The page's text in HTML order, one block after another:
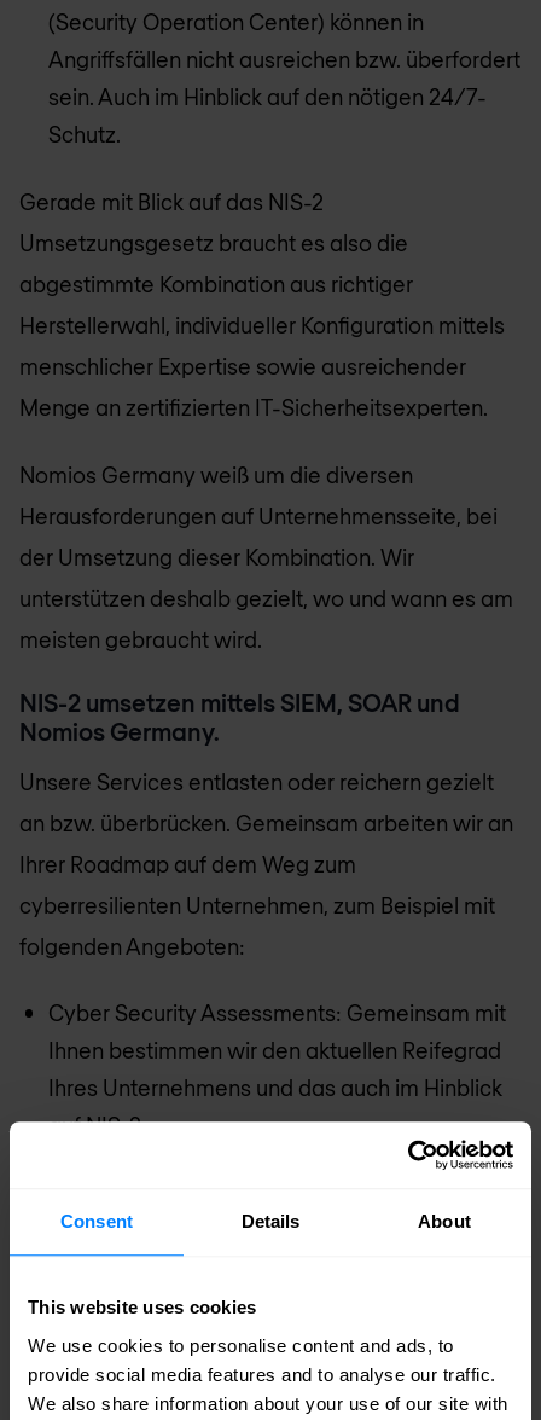
Consent Details About
This website uses cookies
We use cookies to personalise content and ads, to
provide social media features and to analyse our traffic.
We also share information about your use of our site with
(Security Operation Center) können in
Angriffsfällen nicht ausreichen bzw. überfordert
sein. Auch im Hinblick auf den nötigen 24/7-
Schutz.
Gerade mit Blick auf das NIS-2
Umsetzungsgesetz braucht es also die
abgestimmte Kombination aus richtiger
Herstellerwahl, individueller Konfiguration mittels
menschlicher Expertise sowie ausreichender
Menge an zertifizierten IT-Sicherheitsexperten.
Nomios Germany weiß um die diversen
Herausforderungen auf Unternehmensseite, bei
der Umsetzung dieser Kombination. Wir
unterstützen deshalb gezielt, wo und wann es am
meisten gebraucht wird.
NIS-2 umsetzen mittels SIEM, SOAR und
Nomios Germany.
Unsere Services entlasten oder reichern gezielt
an bzw. überbrücken. Gemeinsam arbeiten wir an
Ihrer Roadmap auf dem Weg zum
cyberresilienten Unternehmen, zum Beispiel mit
folgenden Angeboten:
Cyber Security Assessments: Gemeinsam mit
Ihnen bestimmen wir den aktuellen Reifegrad
Ihres Unternehmens und das auch im Hinblick
auf NIS-2.
SIEM- und SOAR-Lösungsberatung und -
in Bereichen wie Angriffsszenarien und -
vektoren macht hier den Unterschied.
Managed SOC: Sorgenfreiheit mit den